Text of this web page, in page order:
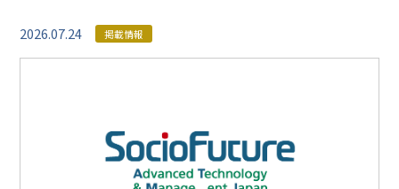
2026.07.24 掲載情報